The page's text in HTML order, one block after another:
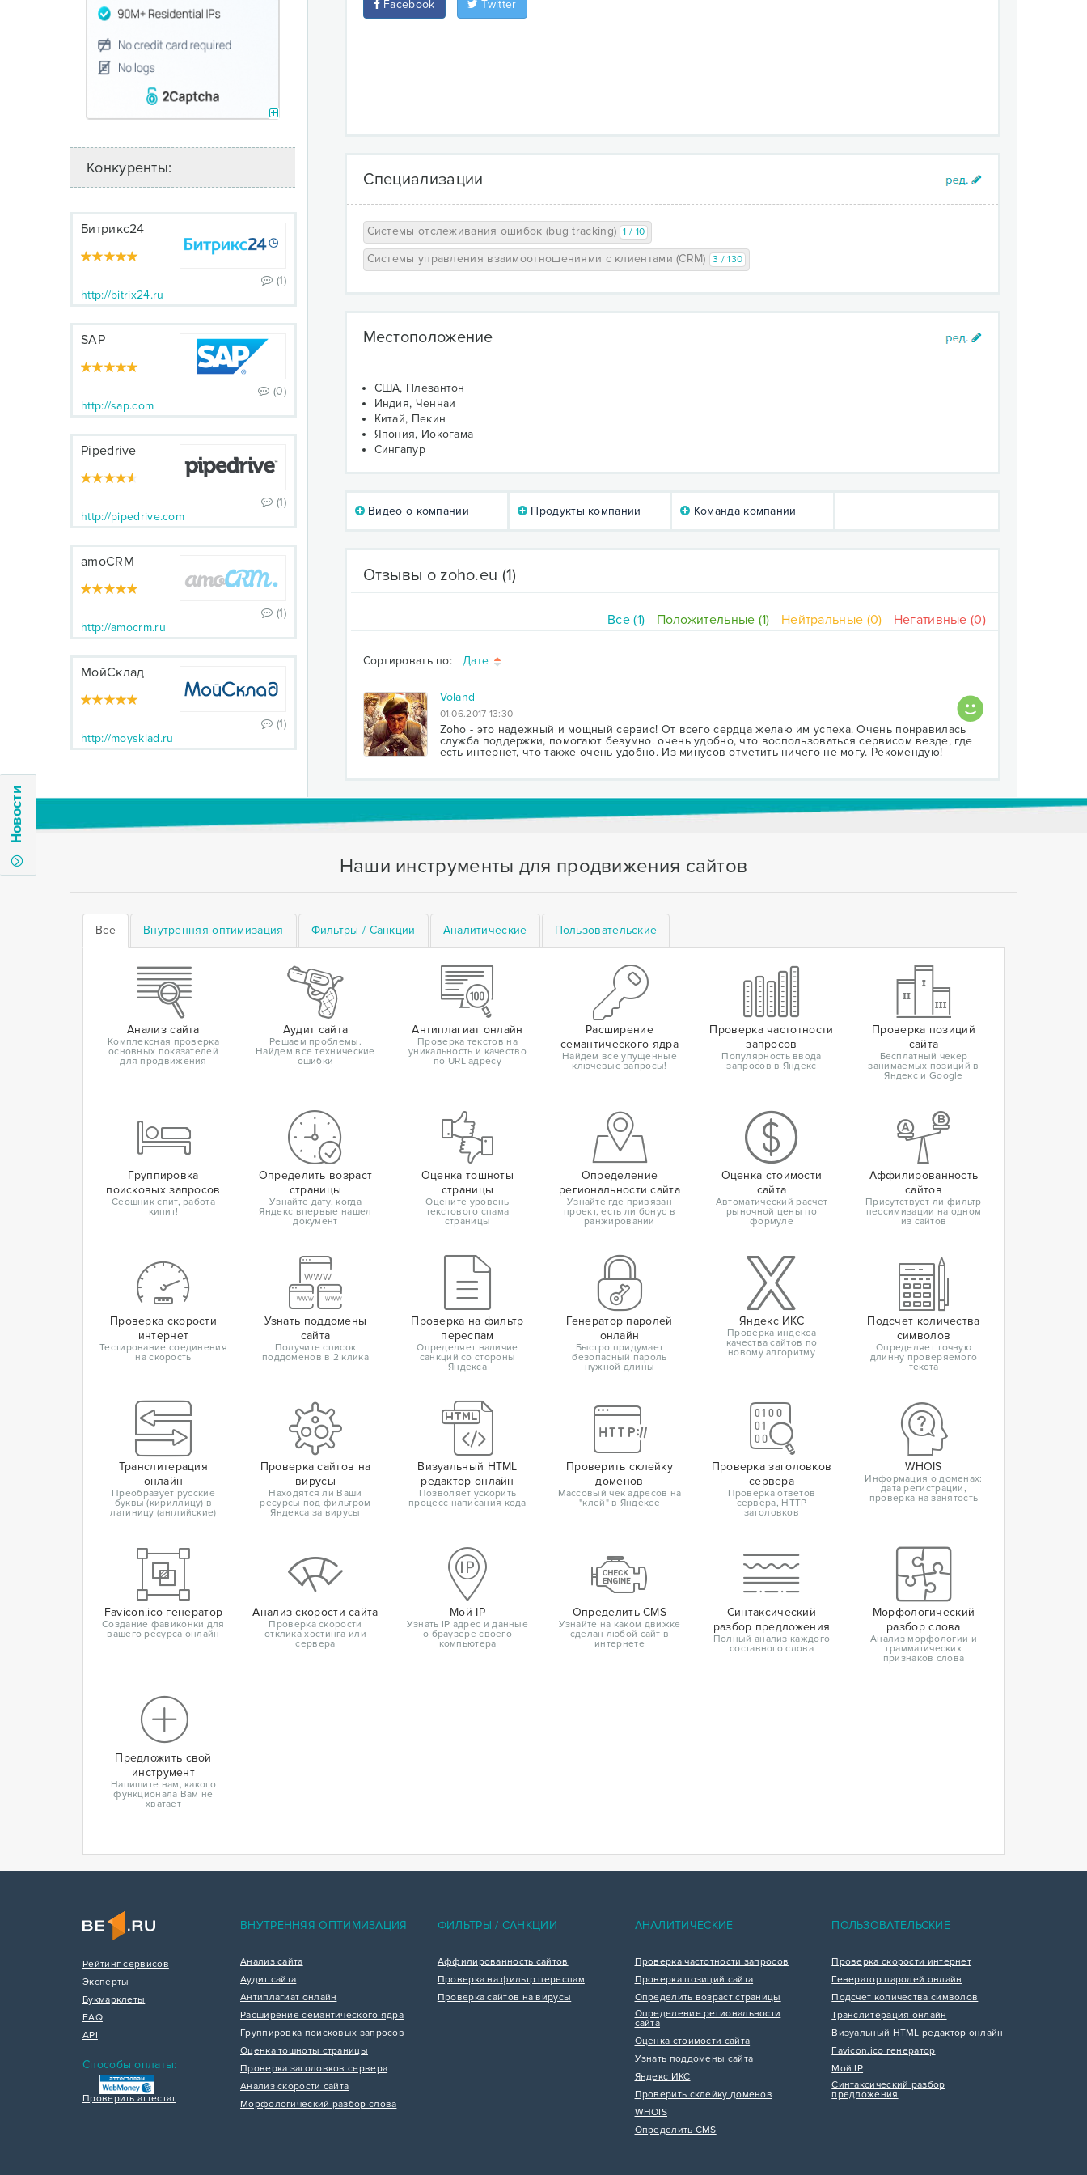
Новости
Конкуренты:
Битрикс24
(1)
http://bitrix24.ru
SAP
(0)
http://sap.com
Pipedrive
(1)
http://pipedrive.com
amoCRM
(1)
http://amocrm.ru
МойСклад
(1)
http://moysklad.ru
Facebook Twitter
Специализации
Системы отслеживания ошибок (bug tracking) 1 / 10
Системы управления взаимоотношениями с клиентами (CRM) 3 / 130
Местоположение
США, Плезантон
Индия, Ченнаи
Китай, Пекин
Япония, Иокогама
Сингапур
Видео о компании Продукты компании Команда компании
Отзывы о zoho.eu (1)
Все (1) Положительные (1) Нейтральные (0) Негативные (0)
Сортировать по: Дате
Voland
01.06.2017 13:30
Zoho - это надежный и мощный сервис! От всего сердца желаю им успеха. Очень понравилась
служба поддержки, помогают безумно. очень удобно, что воспользоваться сервисом везде, где
есть интернет, что также очень удобно. Из минусов отметить ничего не могу. Рекомендую!
Наши инструменты для продвижения сайтов
Все Внутренняя оптимизация Фильтры / Санкции Аналитические Пользовательские
Анализ сайта
Комплексная проверка
основных показателей
для продвижения
Аудит сайта
Решаем проблемы.
Найдем все технические
ошибки
Антиплагиат онлайн
Проверка текстов на
уникальность и качество
по URL адресу
Расширение
семантического ядра
Найдем все упущенные
ключевые запросы!
Проверка частотности
запросов
Популярность ввода
запросов в Яндекс
Проверка позиций
сайта
Бесплатный чекер
занимаемых позиций в
Яндекс и Google
Группировка
поисковых запросов
Сеошник спит, работа
кипит!
Определить возраст
страницы
Узнайте дату, когда
Яндекс впервые нашел
документ
Оценка тошноты
страницы
Оцените уровень
текстового спама
страницы
Определение
региональности сайта
Узнайте где привязан
проект, есть ли бонус в
ранжировании
Оценка стоимости
сайта
Автоматический расчет
рыночной цены по
формуле
Аффилированность
сайтов
Присутствует ли фильтр
пессимизации на одном
из сайтов
Проверка скорости
интернет
Тестирование соединения
на скорость
Узнать поддомены
сайта
Получите список
поддоменов в 2 клика
Проверка на фильтр
переспам
Определяет наличие
санкций со стороны
Яндекса
Генератор паролей
онлайн
Быстро придумает
безопасный пароль
нужной длины
Яндекс ИКС
Проверка индекса
качества сайтов по
новому алгоритму
Подсчет количества
символов
Определяет точную
длинну проверяемого
текста
Транслитерация
онлайн
Преобразует русские
буквы (кириллицу) в
латиницу (английские)
Проверка сайтов на
вирусы
Находятся ли Ваши
ресурсы под фильтром
Яндекса за вирусы
Визуальный HTML
редактор онлайн
Позволяет ускорить
процесс написания кода
Проверить склейку
доменов
Массовый чек адресов на
"клей" в Яндексе
Проверка заголовков
сервера
Проверка ответов
сервера, HTTP
заголовков
WHOIS
Информация о доменах:
дата регистрации,
проверка на занятость
Favicon.ico генератор
Создание фавиконки для
вашего ресурса онлайн
Анализ скорости сайта
Проверка скорости
отклика хостинга или
сервера
Мой IP
Узнать IP адрес и данные
о браузере своего
компьютера
Определить CMS
Узнайте на каком движке
сделан любой сайт в
интернете
Синтаксический
разбор предложения
Полный анализ каждого
составного слова
Морфологический
разбор слова
Анализ морфологии и
грамматических
признаков слова
Предложить свой
инструмент
Напишите нам, какого
функционала Вам не
хватает
Рейтинг сервисов
Эксперты
Букмарклеты
FAQ
API
Способы оплаты:
Проверить аттестат
ВНУТРЕННЯЯ ОПТИМИЗАЦИЯ
Анализ сайта
Аудит сайта
Антиплагиат онлайн
Расширение семантического ядра
Группировка поисковых запросов
Оценка тошноты страницы
Проверка заголовков сервера
Анализ скорости сайта
Морфологический разбор слова
ФИЛЬТРЫ / САНКЦИИ
Аффилированность сайтов
Проверка на фильтр переспам
Проверка сайтов на вирусы
АНАЛИТИЧЕСКИЕ
Проверка частотности запросов
Проверка позиций сайта
Определить возраст страницы
Определение региональности
сайта
Оценка стоимости сайта
Узнать поддомены сайта
Яндекс ИКС
Проверить склейку доменов
WHOIS
Определить CMS
ПОЛЬЗОВАТЕЛЬСКИЕ
Проверка скорости интернет
Генератор паролей онлайн
Подсчет количества символов
Транслитерация онлайн
Визуальный HTML редактор онлайн
Favicon.ico генератор
Мой IP
Синтаксический разбор
предложения